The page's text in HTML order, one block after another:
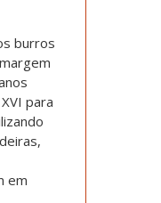
burros
para
em